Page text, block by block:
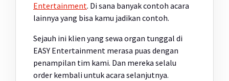
Entertainment. Di sana banyak contoh acara
lainnya yang bisa kamu jadikan contoh.
Sejauh ini klien yang sewa organ tunggal di
EASY Entertainment merasa puas dengan
penampilan tim kami. Dan mereka selalu
order kembali untuk acara selanjutnya.